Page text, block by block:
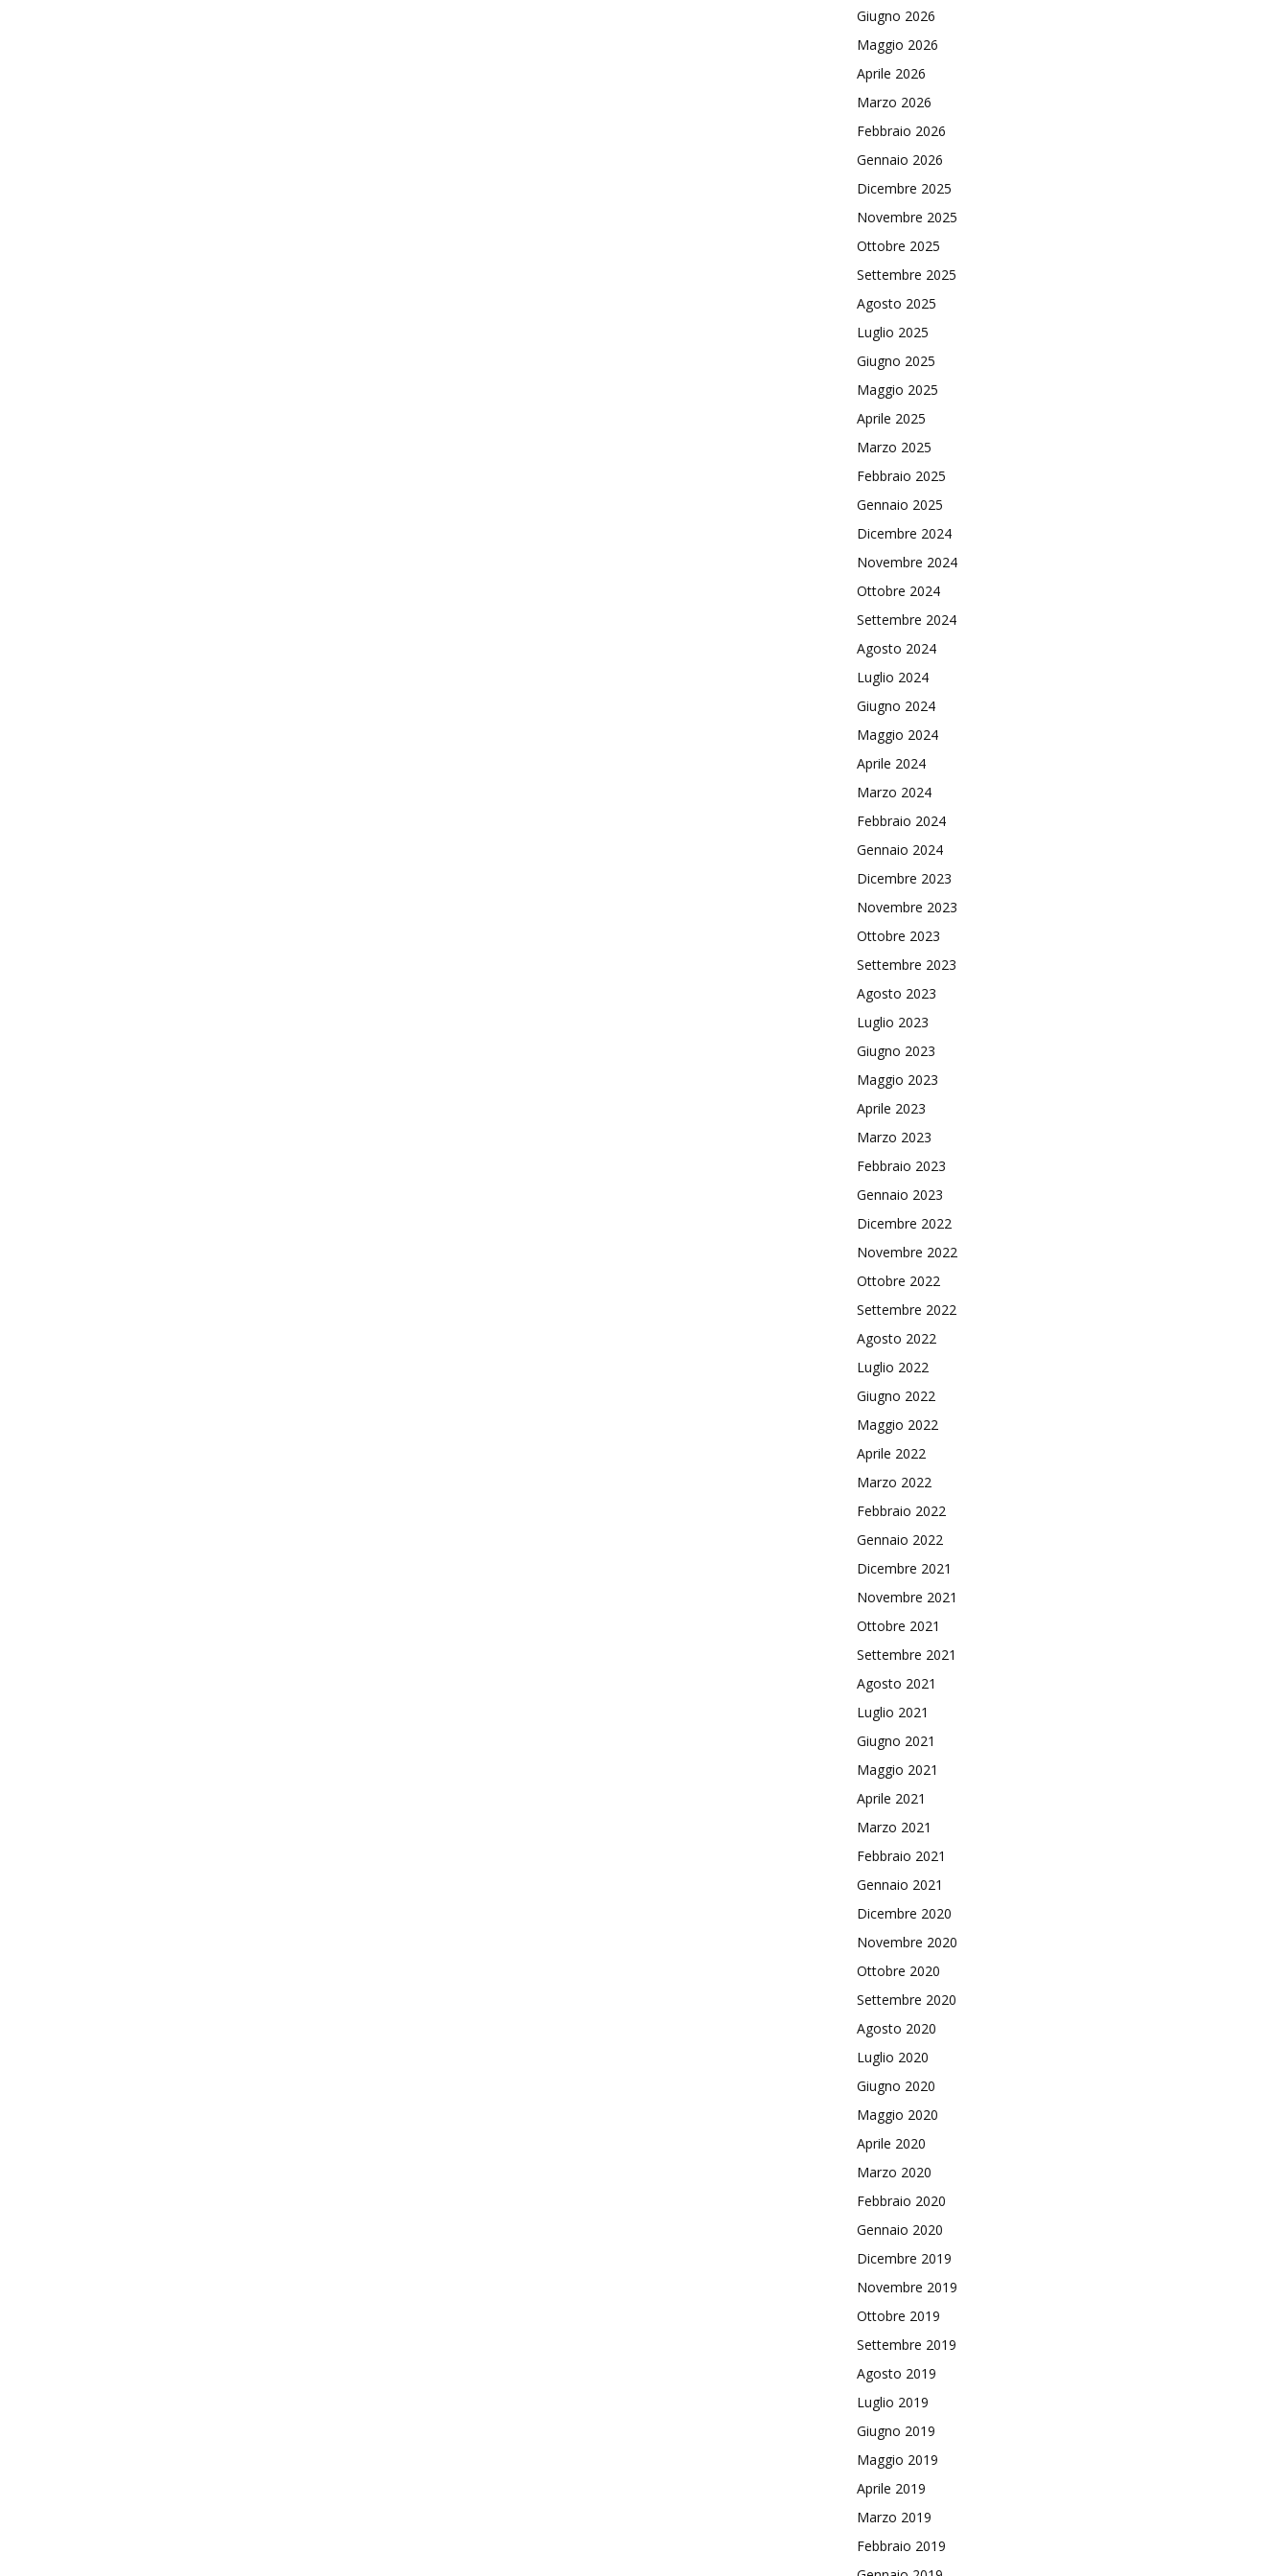
Giugno 2026
Maggio 2026
Aprile 2026
Marzo 2026
Febbraio 2026
Gennaio 2026
Dicembre 2025
Novembre 2025
Ottobre 2025
Settembre 2025
Agosto 2025
Luglio 2025
Giugno 2025
Maggio 2025
Aprile 2025
Marzo 2025
Febbraio 2025
Gennaio 2025
Dicembre 2024
Novembre 2024
Ottobre 2024
Settembre 2024
Agosto 2024
Luglio 2024
Giugno 2024
Maggio 2024
Aprile 2024
Marzo 2024
Febbraio 2024
Gennaio 2024
Dicembre 2023
Novembre 2023
Ottobre 2023
Settembre 2023
Agosto 2023
Luglio 2023
Giugno 2023
Maggio 2023
Aprile 2023
Marzo 2023
Febbraio 2023
Gennaio 2023
Dicembre 2022
Novembre 2022
Ottobre 2022
Settembre 2022
Agosto 2022
Luglio 2022
Giugno 2022
Maggio 2022
Aprile 2022
Marzo 2022
Febbraio 2022
Gennaio 2022
Dicembre 2021
Novembre 2021
Ottobre 2021
Settembre 2021
Agosto 2021
Luglio 2021
Giugno 2021
Maggio 2021
Aprile 2021
Marzo 2021
Febbraio 2021
Gennaio 2021
Dicembre 2020
Novembre 2020
Ottobre 2020
Settembre 2020
Agosto 2020
Luglio 2020
Giugno 2020
Maggio 2020
Aprile 2020
Marzo 2020
Febbraio 2020
Gennaio 2020
Dicembre 2019
Novembre 2019
Ottobre 2019
Settembre 2019
Agosto 2019
Luglio 2019
Giugno 2019
Maggio 2019
Aprile 2019
Marzo 2019
Febbraio 2019